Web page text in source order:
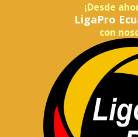
¡Desde
LigaPro
con